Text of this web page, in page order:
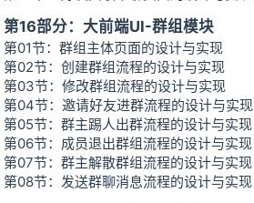
第16部分：大前端UI-群组模块
第01节：群组主体页面的设计与实现
第02节：创建群组流程的设计与实现
第03节：修改群组流程的设计与实现
第04节：邀请好友进群流程的设计与实现
第05节：群主踢人出群流程的设计与实现
第06节：成员退出群组流程的设计与实现
第07节：群主解散群组流程的设计与实现
第08节：发送群聊消息流程的设计与实现